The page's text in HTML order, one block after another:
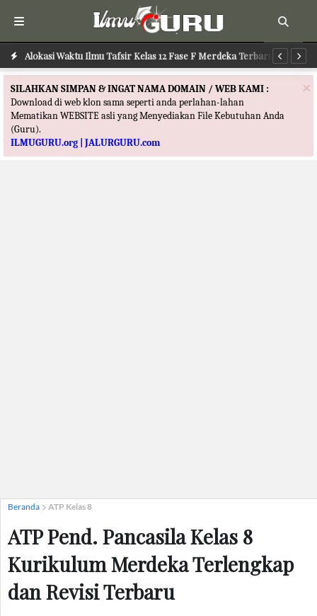
Alokasi Waktu Ilmu Tafsir Kelas 12 Fase F Merdeka Terbaru
×
SILAHKAN SIMPAN & INGAT NAMA DOMAIN / WEB KAMI :
Download di web klon sama seperti anda perlahan-lahan
Mematikan WEBSITE asli yang Menyediakan File Kebutuhan Anda
(Guru).
ILMUGURU.org | JALURGURU.com
Beranda ATP Kelas 8
ATP Pend. Pancasila Kelas 8
Kurikulum Merdeka Terlengkap
dan Revisi Terbaru